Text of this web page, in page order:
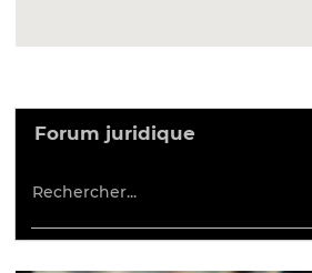
Forum juridique